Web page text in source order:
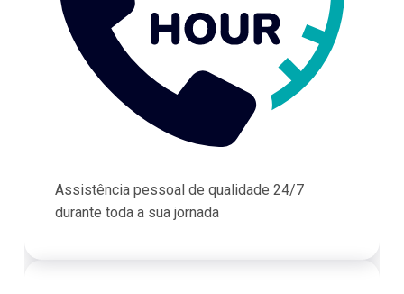
Assistência pessoal de qualidade 24/7
durante toda a sua jornada